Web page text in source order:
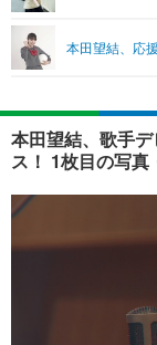
ショッピン
エンタメ
エンタメ
音楽
ライフ
ライフ
ペット
その他
リリース一覧
プッシュ通知の停
本田望結、応
本田望結、歌手
ス！ 1枚目の写真